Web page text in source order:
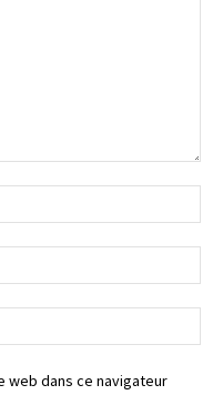
:*
:*
:
web dans ce navigateur